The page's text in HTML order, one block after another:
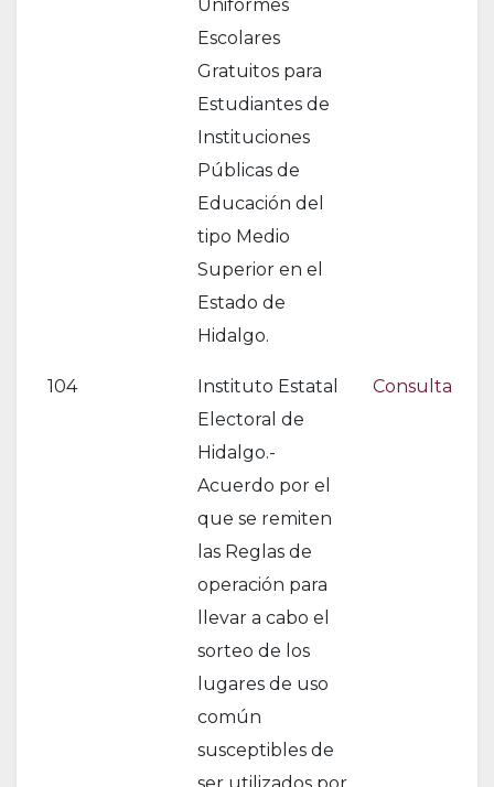
Uniformes
Escolares
Gratuitos para
Estudiantes de
Instituciones
Públicas de
Educación del
tipo Medio
Superior en el
Estado de
Hidalgo.
104
Instituto Estatal
Electoral de
Hidalgo.-
Acuerdo por el
que se remiten
las Reglas de
operación para
llevar a cabo el
sorteo de los
lugares de uso
común
susceptibles de
Consulta